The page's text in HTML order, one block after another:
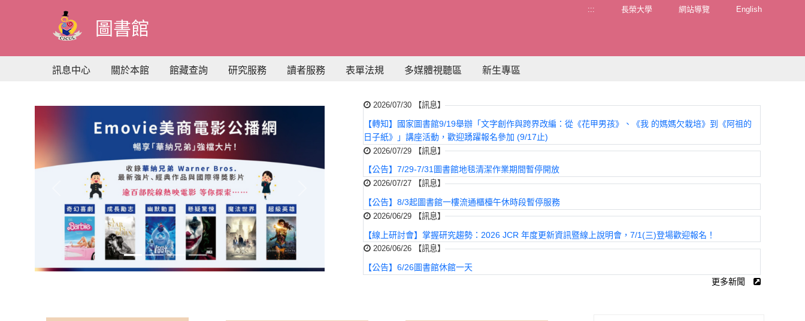
要
容
圖書館
::: 長榮大學 網站導覽 English
訊息中心 關於本館 館藏查詢 研究服務 讀者服務 表單法規 多媒體視聽區 新生專區
Previous
2026/07/30 【訊息】
【轉知】國家圖書館9/19舉辦「文字創作與跨界改編：從《花甲男孩》、《我 的媽媽欠栽培》到《阿祖的
日子紙》」講座活動，歡迎踴躍報名參加 (9/17止)
2026/07/29 【訊息】
【公告】7/29-7/31圖書館地毯清潔作業期間暫停開放
2026/07/27 【訊息】
【公告】8/3起圖書館一樓流通櫃檯午休時段暫停服務
2026/06/29 【訊息】
【線上研討會】掌握研究趨勢：2026 JCR 年度更新資訊暨線上說明會，7/1(三)登場歡迎報名！
2026/06/26 【訊息】
【公告】6/26圖書館休館一天
更多新聞